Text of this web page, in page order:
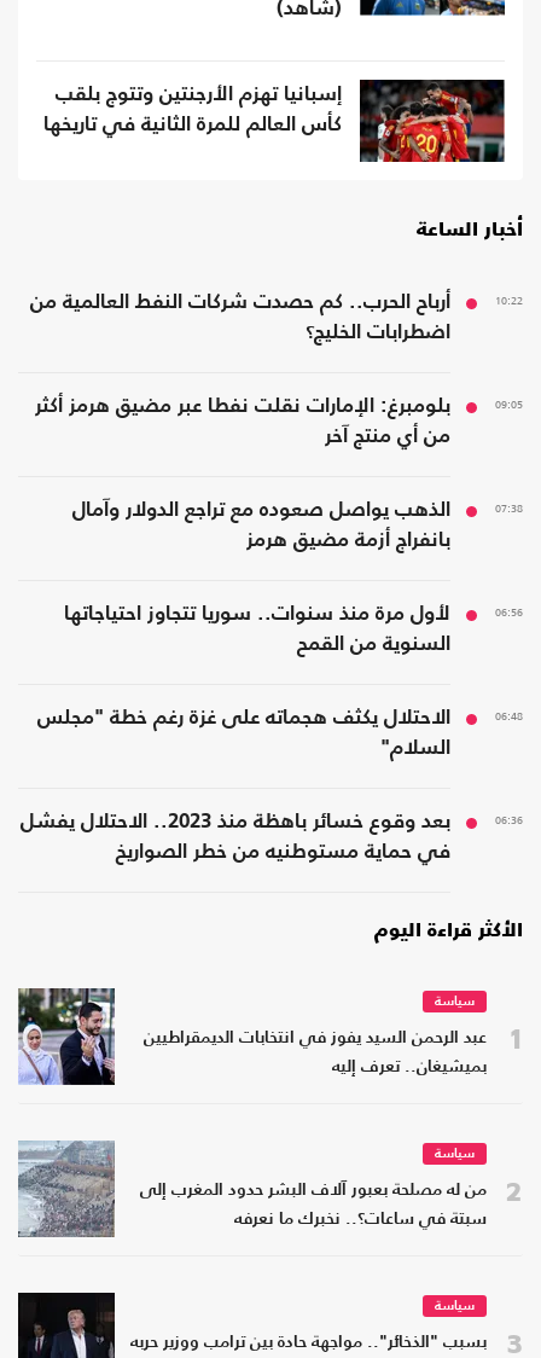
(شاهد)
إسبانيا تهزم الأرجنتين وتتوج بلقب
كأس العالم للمرة الثانية في تاريخها
أخبار الساعة
10:22
أرباح الحرب.. كم حصدت شركات النفط العالمية من
اضطرابات الخليج؟
09:05
بلومبرغ: الإمارات نقلت نفطا عبر مضيق هرمز أكثر
من أي منتج آخر
07:38
الذهب يواصل صعوده مع تراجع الدولار وآمال
بانفراج أزمة مضيق هرمز
06:56
لأول مرة منذ سنوات.. سوريا تتجاوز احتياجاتها
السنوية من القمح
06:48
الاحتلال يكثف هجماته على غزة رغم خطة "مجلس
السلام"
06:36
بعد وقوع خسائر باهظة منذ 2023.. الاحتلال يفشل
في حماية مستوطنيه من خطر الصواريخ
الأكثر قراءة اليوم
1
سياسة
عبد الرحمن السيد يفوز في انتخابات الديمقراطيين
بميشيغان.. تعرف إليه
2
سياسة
من له مصلحة بعبور آلاف البشر حدود المغرب إلى
سبتة في ساعات؟.. نخبرك ما نعرفه
3
سياسة
بسبب "الذخائر".. مواجهة حادة بين ترامب ووزير حربه